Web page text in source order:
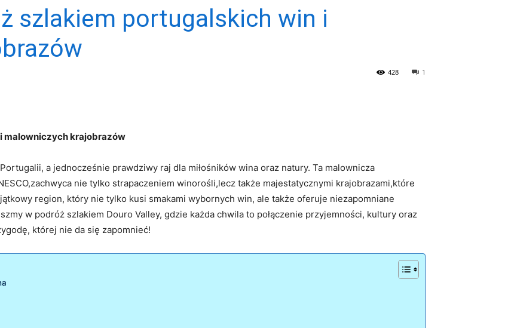
szlakiem portugalskich win i
1
428
malowniczych⁤ krajobrazów
a jednocześnie prawdziwy raj ​dla miłośników wina oraz natury. Ta⁤ malownicza
⁢nie tylko ⁢strapaczeniem winorośli,lecz ⁤także majestatycznymi krajobrazami,które
region, który ‌nie tylko ‍kusi smakami ‍wybornych win, ale także oferuje niezapomniane
w podróż szlakiem⁤ Douro‍ Valley, ⁢gdzie każda⁤ chwila to⁣ połączenie przyjemności, kultury⁤ oraz
której nie da się ‌zapomnieć!